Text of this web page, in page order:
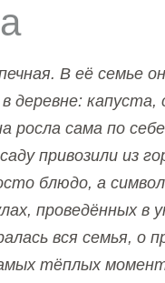
В её семье
деревне: капуста,
росла сама по
привозили из
блюдо, а
проведённых в
вся семья, о
тёплых